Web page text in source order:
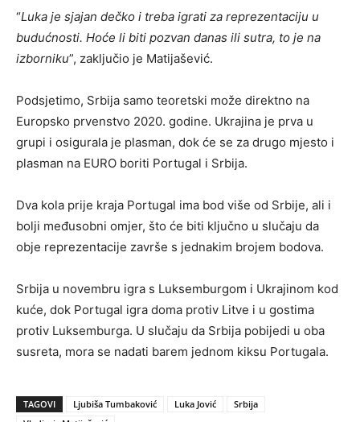
“Luka je sjajan dečko i treba igrati za reprezentaciju u
budućnosti. Hoće li biti pozvan danas ili sutra, to je na
izborniku”, zaključio je Matijašević.
Podsjetimo, Srbija samo teoretski može direktno na
Europsko prvenstvo 2020. godine. Ukrajina je prva u
grupi i osigurala je plasman, dok će se za drugo mjesto i
plasman na EURO boriti Portugal i Srbija.
Dva kola prije kraja Portugal ima bod više od Srbije, ali i
bolji međusobni omjer, što će biti ključno u slučaju da
obje reprezentacije završe s jednakim brojem bodova.
Srbija u novembru igra s Luksemburgom i Ukrajinom kod
kuće, dok Portugal igra doma protiv Litve i u gostima
protiv Luksemburga. U slučaju da Srbija pobijedi u oba
susreta, mora se nadati barem jednom kiksu Portugala.
TAGOVI Ljubiša Tumbaković Luka Jović
Srbija